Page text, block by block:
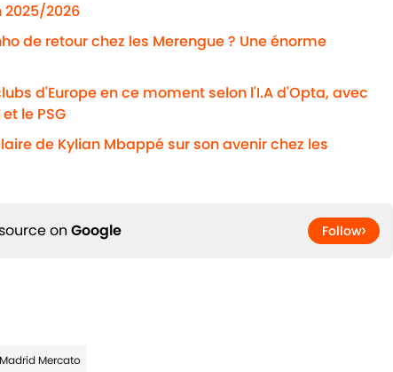
2025/2026
de retour chez les Merengue ? Une énorme
d'Europe en ce moment selon l'I.A d'Opta, avec
le PSG
de Kylian Mbappé sur son avenir chez les
on Google Follow
Mercato